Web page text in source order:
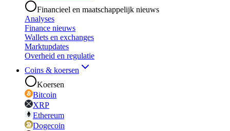
Financieel en maatschappelijk nieuws
Analyses
Finance nieuws
Wallets en exchanges
Marktupdates
Overheid en regulatie
Coins & koersen
Koersen
Bitcoin
XRP
Ethereum
Dogecoin